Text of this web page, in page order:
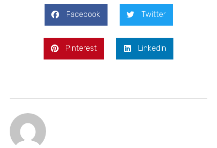
Facebook Twitter
Pinterest LinkedIn